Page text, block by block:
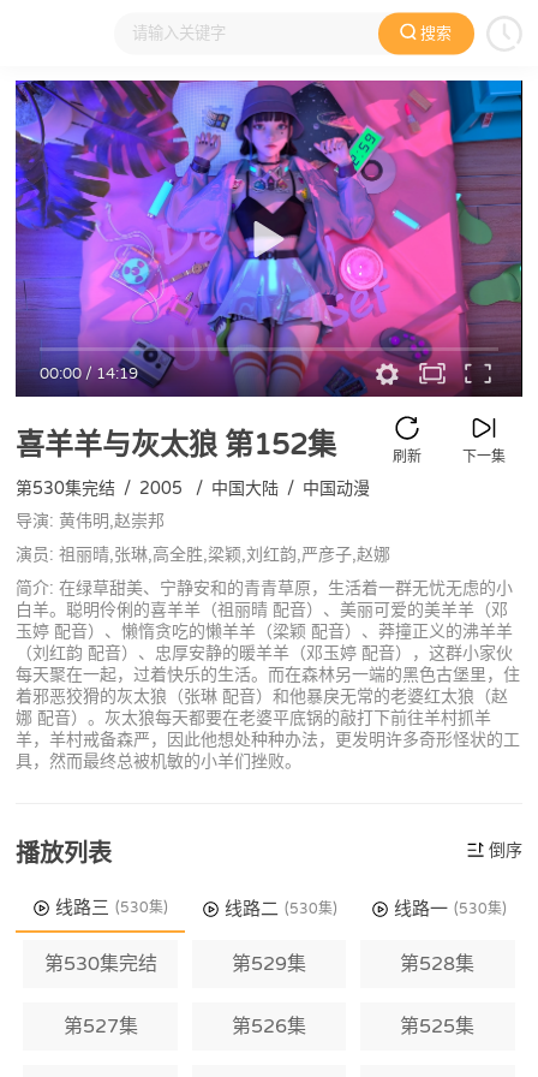
搜索
大家在看 日本动漫 国产动漫 欧美动漫 动漫电影
00:00/14:19
喜羊羊与灰太狼第152集 下一集
刷新
第530集完结 / 2005 / 中国大陆 / 中国动漫
导演: 黄伟明,赵崇邦
演员: 祖丽晴,张琳,高全胜,梁颖,刘红韵,严彦子,赵娜
简介: 在绿草甜美、宁静安和的青青草原，生活着一群无忧无虑的小
白羊。聪明伶俐的喜羊羊（祖丽晴 配音）、美丽可爱的美羊羊（邓
玉婷 配音）、懒惰贪吃的懒羊羊（梁颖 配音）、莽撞正义的沸羊羊
（刘红韵 配音）、忠厚安静的暖羊羊（邓玉婷 配音），这群小家伙
每天聚在一起，过着快乐的生活。而在森林另一端的黑色古堡里，住
着邪恶狡猾的灰太狼（张琳 配音）和他暴戾无常的老婆红太狼（赵
娜 配音）。灰太狼每天都要在老婆平底锅的敲打下前往羊村抓羊
羊，羊村戒备森严，因此他想处种种办法，更发明许多奇形怪状的工
具，然而最终总被机敏的小羊们挫败。
播放列表 倒序
线路三 (530集) 线路二 (530集) 线路一 (530集)
第530集完结 第529集 第528集
第527集 第526集 第525集